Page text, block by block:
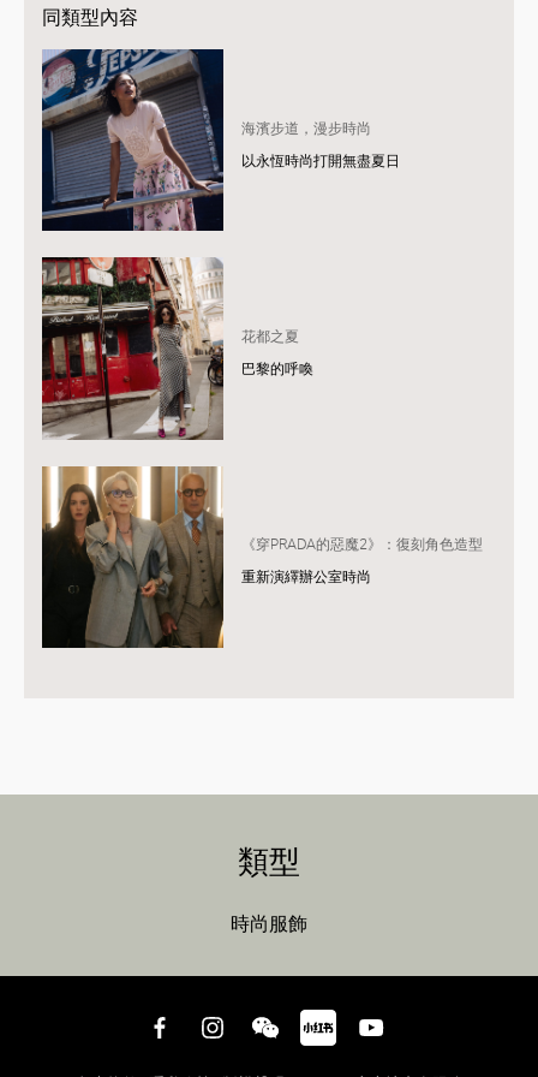
同類型內容
海濱步道，漫步時尚
以永恆時尚打開無盡夏日
花都之夏
巴黎的呼喚
《穿PRADA的惡魔2》：復刻角色造型
重新演繹辦公室時尚
類型
時尚服飾